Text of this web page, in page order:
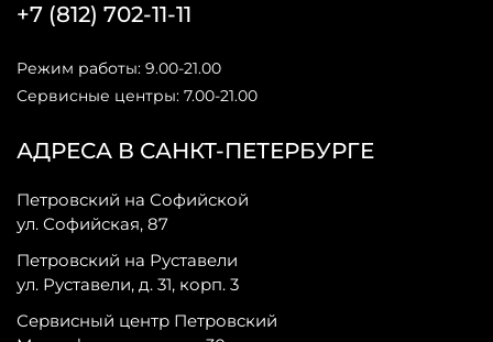
АДРЕСА В САНКТ-ПЕТЕРБУРГЕ
Петровский на Софийской
ул. Софийская, 87
Петровский на Руставели
ул. Руставели, д. 31, корп. 3
Сервисный центр Петровский
+7 (812) 702-11-11
Режим работы: 9.00-21.00
Сервисные центры: 7.00-21.00